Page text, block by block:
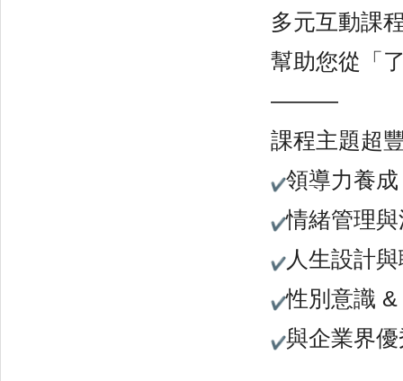
多元互動課
幫助您從「
———
課程主題超
領導力養成
情緒管理
人生設計
性別意識
與企業界